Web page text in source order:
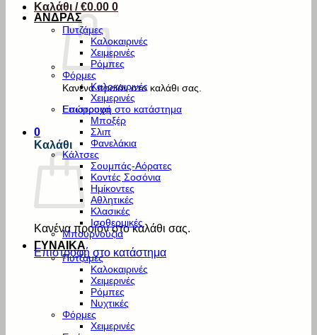
Καλάθι /€0.00 0
Κανένα προϊόν στο καλάθι σας.
Επιστροφή στο κατάστημα
0
Καλάθι
Κανένα προϊόν στο καλάθι σας.
Επιστροφή στο κατάστημα
ΑΝΔΡΑΣ
Πυτζάμες
Καλοκαιρινές
Χειμερινές
Ρόμπες
Φόρμες
Καλοκαιρινές
Χειμερινές
Εσώρουχα
Μποξέρ
Σλιπ
Φανελάκια
Κάλτσες
Σουμπάς-Αόρατες
Κοντές Σοσόνια
Ημίκοντες
Αθλητικές
Κλασικές
Ισοθερμικές
Μπουρνούζια
ΓΥΝΑΙΚΑ
Πυτζάμες
Καλοκαιρινές
Χειμερινές
Ρόμπες
Νυχτικές
Φόρμες
Χειμερινές